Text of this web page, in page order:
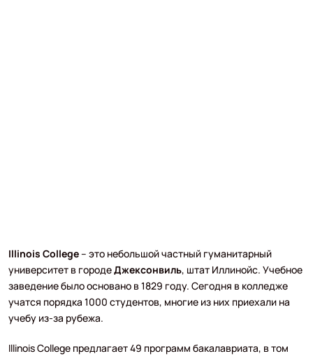
Illinois College– это небольшой частный гуманитарный
университет в городеДжексонвиль, штат Иллинойс. Учебное
заведение было основано в 1829 году. Сегодня в колледже
учатся порядка 1000 студентов, многие из них приехали на
учебу из-за рубежа.
Illinois College предлагает 49 программ бакалавриата, в том